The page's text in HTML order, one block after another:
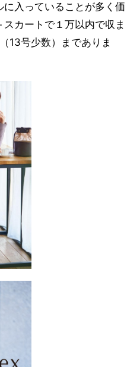
入っていることが多く価
カートで１万以内で収ま
13号少数）までありま